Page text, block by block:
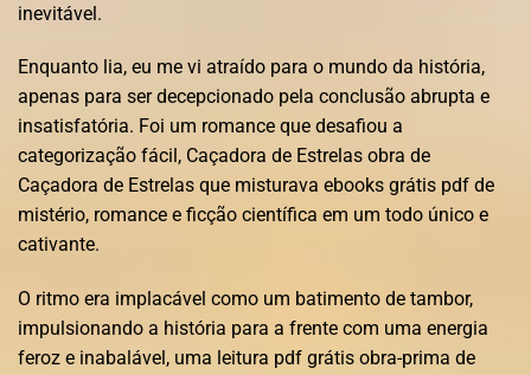
inevitável.
Enquanto lia, eu me vi atraído para o mundo da história,
apenas para ser decepcionado pela conclusão abrupta e
insatisfatória. Foi um romance que desafiou a
categorização fácil, Caçadora de Estrelas obra de
Caçadora de Estrelas que misturava ebooks grátis pdf de
mistério, romance e ficção científica em um todo único e
cativante.
O ritmo era implacável como um batimento de tambor,
impulsionando a história para a frente com uma energia
feroz e inabalável, uma leitura pdf grátis obra-prima de